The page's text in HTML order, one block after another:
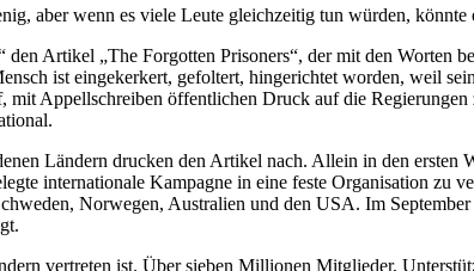
aber wenn es viele Leute gleichzeitig tun würden,
Artikel „The Forgotten Prisoners“, der mit den Worten
ist eingekerkert, gefoltert, hingerichtet worden, weil
mit Appellschreiben öffentlichen Druck auf die
Ländern drucken den Artikel nach. Allein in den ersten
internationale Kampagne in eine feste Organisation zu
Norwegen, Australien und den USA. Im
vertreten ist. Über sieben Millionen Mitglieder,